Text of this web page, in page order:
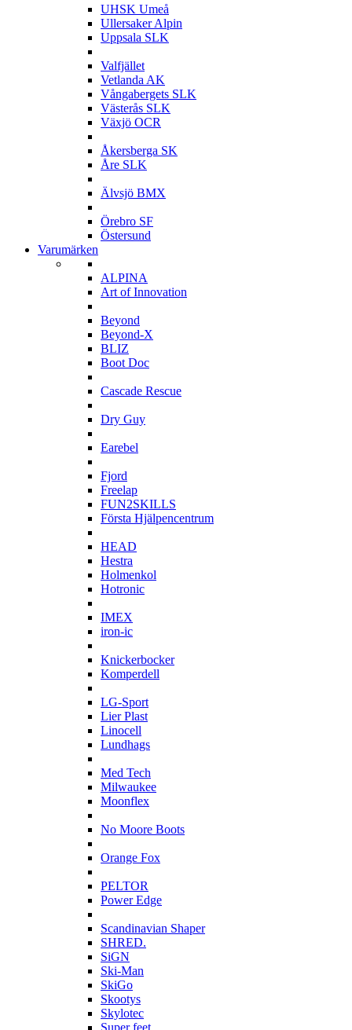
UHSK Umeå
Ullersaker Alpin
Uppsala SLK
Valfjället
Vetlanda AK
Vångabergets SLK
Västerås SLK
Växjö OCR
Åkersberga SK
Åre SLK
Älvsjö BMX
Örebro SF
Östersund
Varumärken
ALPINA
Art of Innovation
Beyond
Beyond-X
BLIZ
Boot Doc
Cascade Rescue
Dry Guy
Earebel
Fjord
Freelap
FUN2SKILLS
Första Hjälpencentrum
HEAD
Hestra
Holmenkol
Hotronic
IMEX
iron-ic
Knickerbocker
Komperdell
LG-Sport
Lier Plast
Linocell
Lundhags
Med Tech
Milwaukee
Moonflex
No Moore Boots
Orange Fox
PELTOR
Power Edge
Scandinavian Shaper
SHRED.
SiGN
Ski-Man
SkiGo
Skootys
Skylotec
Super feet